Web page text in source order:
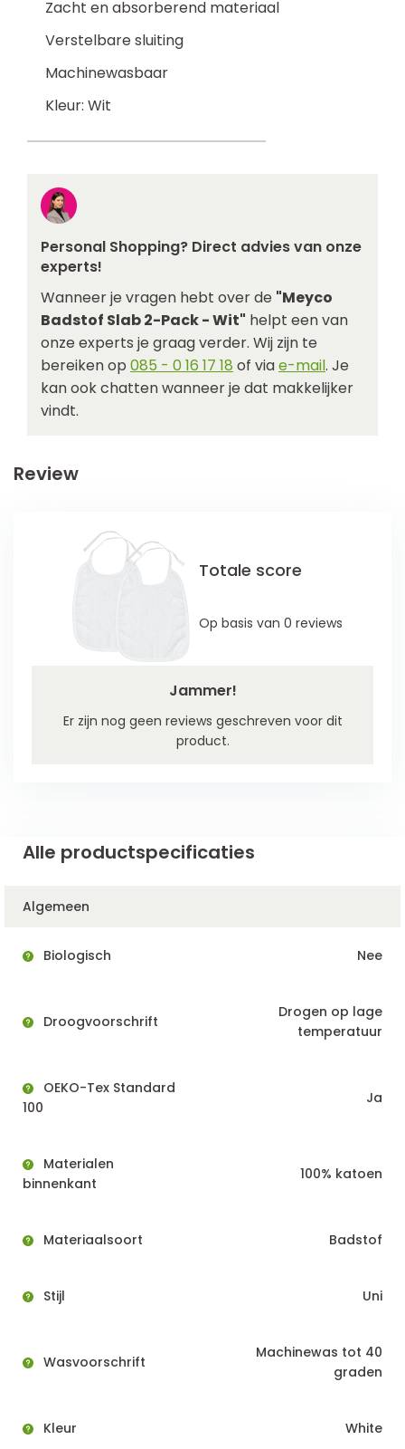
Zacht en absorberend materiaal
Verstelbare sluiting
Machinewasbaar
Kleur: Wit
Personal Shopping? Direct advies van onze
experts!
Wanneer je vragen hebt over de "Meyco
Badstof Slab 2-Pack - Wit" helpt een van
onze experts je graag verder. Wij zijn te
bereiken op 085 - 0 16 17 18 of viae-mail. Je
kan ook chatten wanneer je dat makkelijker
vindt.
Review
Jammer!
Er zijn nog geen reviews geschreven voor dit
product.
Totale score
Op basis van 0 reviews
Alle productspecificaties
Algemeen
Biologisch Nee
Droogvoorschrift
Drogen op lage
temperatuur
OEKO-Tex Standard
100
Ja
Materialen
binnenkant
100% katoen
Materiaalsoort Badstof
Stijl Uni
Wasvoorschrift
Machinewas tot 40
graden
Kleur White